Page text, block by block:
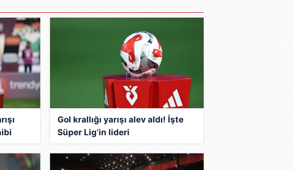
Çerezlere ilişkin detaylı bilgi için Ayarlar
Metnimizi okumak ve sitemizde ilgili
.
Gol krallığı yarışı alev aldı! İşte
Süper Lig’in lideri